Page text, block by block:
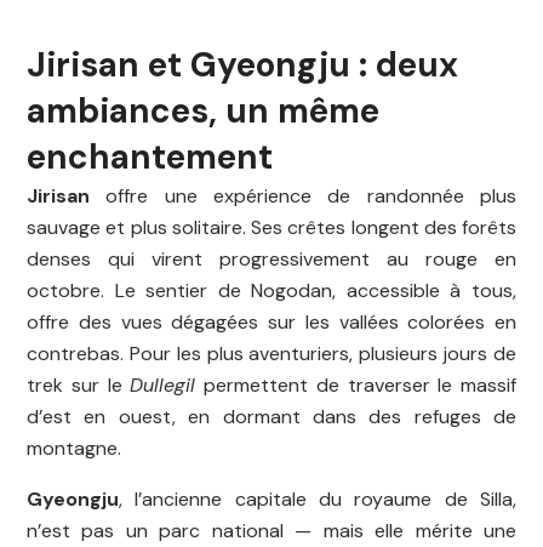
Jirisan et Gyeongju : deux
ambiances, un même
enchantement
Jirisan offre une expérience de randonnée plus
sauvage et plus solitaire. Ses crêtes longent des forêts
denses qui virent progressivement au rouge en
octobre. Le sentier de Nogodan, accessible à tous,
offre des vues dégagées sur les vallées colorées en
contrebas. Pour les plus aventuriers, plusieurs jours de
trek sur leDullegil permettent de traverser le massif
d’est en ouest, en dormant dans des refuges de
montagne.
Gyeongju, l’ancienne capitale du royaume de Silla,
n’est pas un parc national — mais elle mérite une